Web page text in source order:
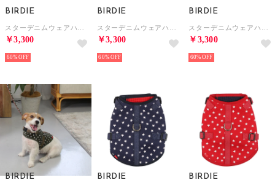
BIRDIE
￥3,300
60%
BIRDIE
￥3,300
60%
BIRDIE
￥3,300
60%
BIRDIE BIRDIE BIRDIE